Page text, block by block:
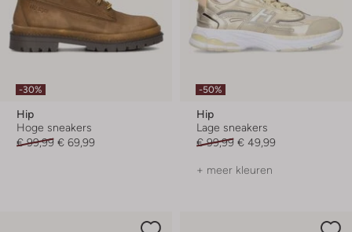
-30%
Hip
Hoge sneakers
€ 99,99 € 69,99
-50%
Hip
Lage sneakers
€ 99,99 € 49,99
+ meer kleuren